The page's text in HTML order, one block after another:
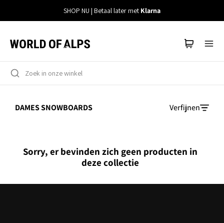
content
SHOP NU | Betaal later met Klarna
DAMES SNOWBOARDS Verfijnen
Sorry, er bevinden zich geen producten in
deze collectie